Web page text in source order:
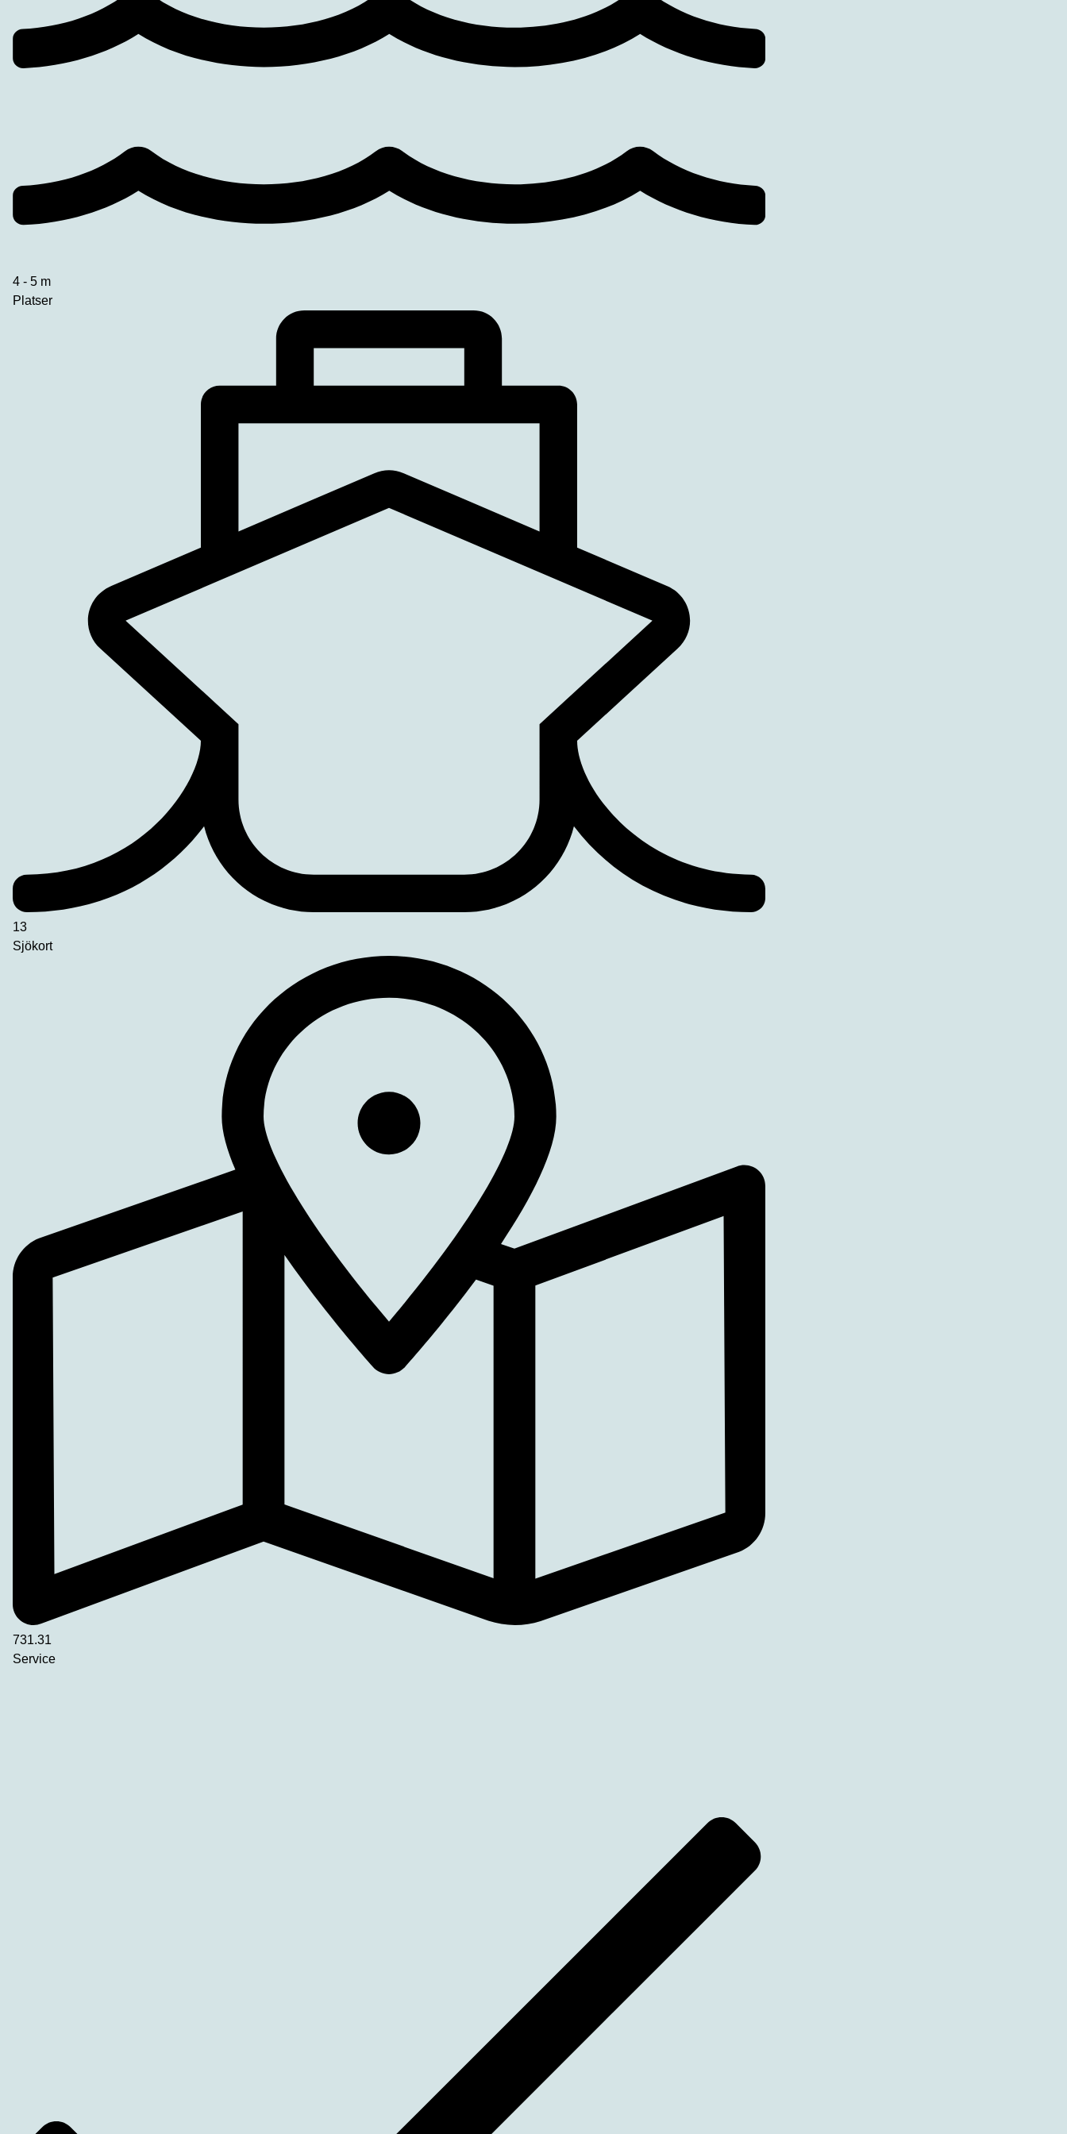
4 - 5 m
Platser
13
Sjökort
731.31
Service